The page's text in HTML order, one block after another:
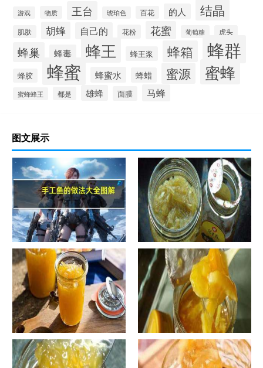
游戏 物质 王台 琥珀色 百花 的人 结晶
肌肤 胡蜂 自己的 花粉 花蜜 葡萄糖 虎头
蜂巢 蜂毒 蜂王 蜂王浆 蜂箱 蜂群
蜂胶 蜂蜜 蜂蜜水 蜂蜡 蜜源 蜜蜂
蜜蜂蜂王 都是 雄蜂 面膜 马蜂
图文展示
手工鱼的做法大全图解
蜂蜜柚子茶的正确做法-蜂蜜柚
子茶的浸泡方法有哪些？
自制蜂蜜柚子茶-蜂蜜柚子茶有
哪些正确的做法？
自制蜂蜜柚子茶-蜂蜜柚子茶如
何正确饮用？